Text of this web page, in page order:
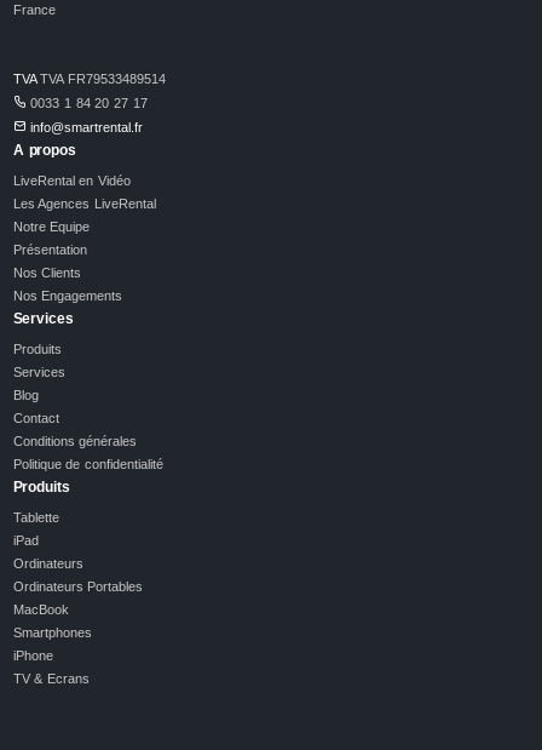
France
TVATVA FR79533489514
0033 1 84 20 27 17
info@smartrental.fr
A propos
LiveRental en Vidéo
Les Agences LiveRental
Notre Equipe
Présentation
Nos Clients
Nos Engagements
Services
Produits
Services
Blog
Contact
Conditions générales
Politique de confidentialité
Produits
Tablette
iPad
Ordinateurs
Ordinateurs Portables
MacBook
Smartphones
iPhone
TV & Ecrans